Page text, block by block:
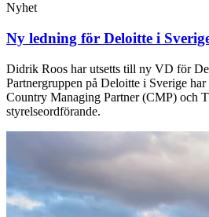
Nyhet
Ny ledning för Deloitte i
Didrik Roos har utsetts till ny VD för
Partnergruppen på Deloitte i Sverige
Country Managing Partner (CMP) och
styrelseordförande.